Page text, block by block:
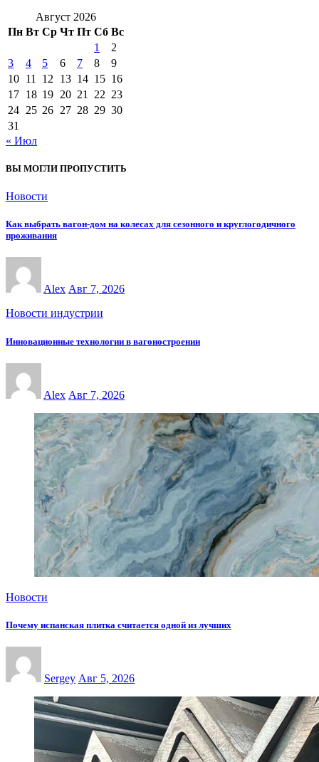
Август 2026
Пн Вт Ср Чт Пт Сб Вс
1
2
3
4 5 6 7 8
9
10 11 12 13 14 15 16
17 18 19 20 21 22 23
24 25 26 27 28 29 30
31
« Июл
ВЫ МОГЛИ ПРОПУСТИТЬ
Новости
Как выбрать вагон-дом на колесах для сезонного и круглогодичного
проживания
Alex Авг 7, 2026
Новости индустрии
Инновационные технологии в вагоностроении
Alex Авг 7, 2026
Новости
Почему испанская плитка считается одной из лучших
Sergey Авг 5, 2026